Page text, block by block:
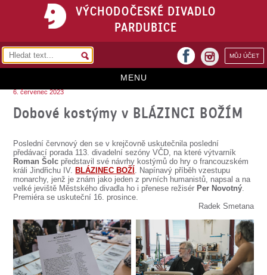
VÝCHODOČESKÉ DIVADLO
PARDUBICE
MŮJ ÚČET
facebook
MENU
REPERTOÁR
VSTUPENKY
PŘEDPLATNÉ
KONTAKTY
O DIVADLE
SOUBOR
6. červenec 2023
Dobové kostýmy v BLÁZINCI BOŽÍM
Poslední červnový den se v krejčovně uskutečnila poslední
předávací porada 113. divadelní sezóny VČD, na které výtvarník
Roman Šolc představil své návrhy kostýmů do hry o francouzském
králi Jindřichu IV. BLÁZINEC BOŽÍ . Napínavý příběh vzestupu
monarchy, jenž je znám jako jeden z prvních humanistů, napsal a na
velké jeviště Městského divadla ho i přenese režisér Per Novotný.
Premiéra se uskuteční 16. prosince.
Radek Smetana